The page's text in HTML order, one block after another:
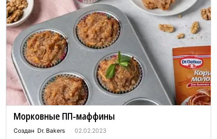
Морковные ПП-маффины
Создан Dr. Bakers 02.02.2023